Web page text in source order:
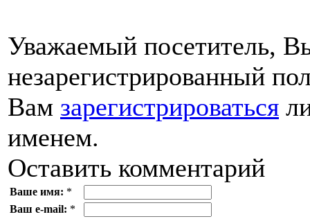
Уважаемый посетитель,
незарегистрированный
Вам зарегистрироваться
именем.
Оставить комментарий
Ваше имя: *
Ваш e-mail: *